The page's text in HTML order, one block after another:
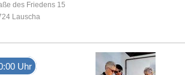
des Friedens 15
Lauscha
Uhr